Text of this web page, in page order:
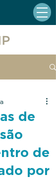
de
de
por